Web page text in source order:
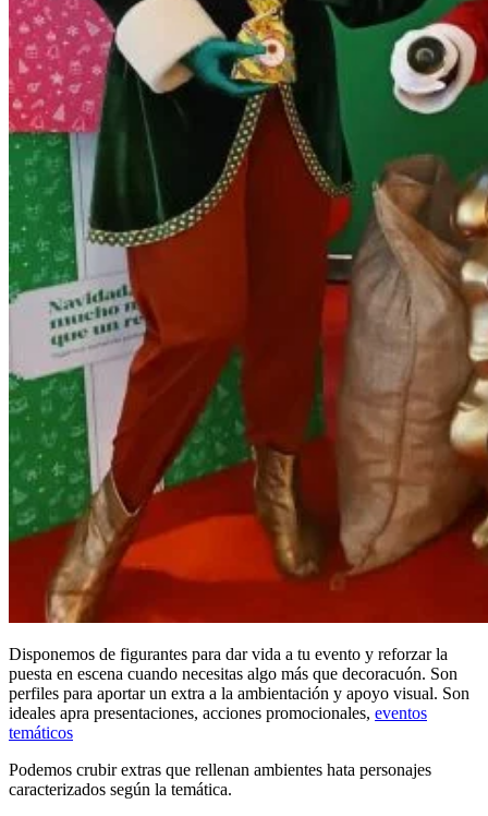
Disponemos de figurantes para dar vida a tu evento y reforzar la
puesta en escena cuando necesitas algo más que decoracuón. Son
perfiles para aportar un extra a la ambientación y apoyo visual. Son
ideales apra presentaciones, acciones promocionales, eventos
temáticos
Podemos crubir extras que rellenan ambientes hata personajes
caracterizados según la temática.